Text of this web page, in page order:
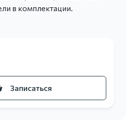
в комплектации.
Записаться